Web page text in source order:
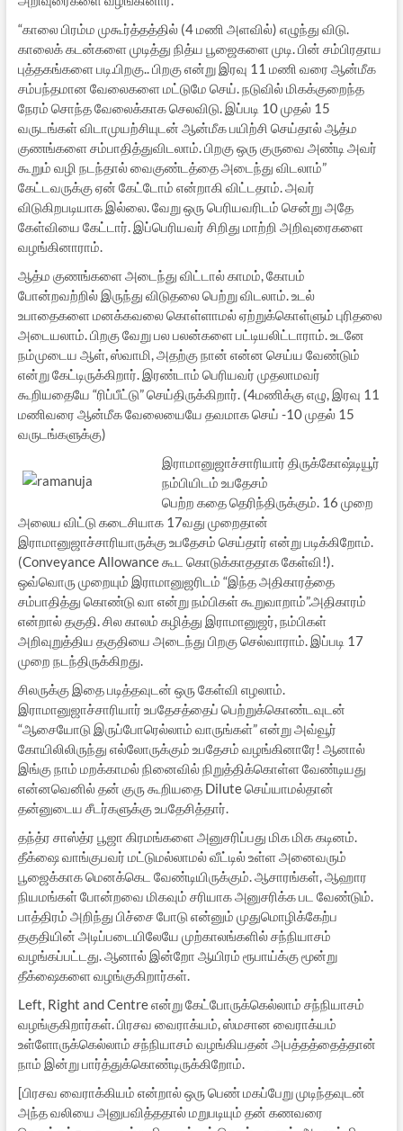
“காலை பிரம்ம முகூர்த்தத்தில் (4 மணி அளவில்) எழுந்து விடு.
காலைக் கடன்களை முடித்து நித்ய பூஜைகளை முடி. பின் சம்பிரதாய
புத்தகங்களை படி.பிறகு.. பிறகு என்று இரவு 11 மணி வரை ஆன்மீக
சம்பந்தமான வேலைகளை மட்டுமே செய். நடுவில் மிகக்குறைந்த
நேரம் சொந்த வேலைக்காக செலவிடு. இப்படி 10 முதல் 15
வருடங்கள் விடாமுயற்சியுடன் ஆன்மீக பயிற்சி செய்தால் ஆத்ம
குணங்களை சம்பாதித்துவிடலாம். பிறகு ஒரு குருவை அண்டி அவர்
கூறும் வழி நடந்தால் வைகுண்டத்தை அடைந்து விடலாம்”
கேட்டவருக்கு ஏன் கேட்டோம் என்றாகி விட்டதாம். அவர்
விடுகிறபடியாக இல்லை. வேறு ஒரு பெரியவரிடம் சென்று அதே
கேள்வியை கேட்டார். இப்பெரியவர் சிறிது மாற்றி அறிவுரைகளை
வழங்கினாராம்.
ஆத்ம குணங்களை அடைந்து விட்டால் காமம், கோபம்
போன்றவற்றில் இருந்து விடுதலை பெற்று விடலாம். உடல்
உபாதைகளை மனக்கவலை கொள்ளாமல் ஏற்றுக்கொள்ளும் புரிதலை
அடையலாம். பிறகு வேறு பல பலன்களை பட்டியலிட்டாராம். உடனே
நம்முடைய ஆள், ஸ்வாமி, அதற்கு நான் என்ன செய்ய வேண்டும்
என்று கேட்டிருக்கிறார். இரண்டாம் பெரியவர் முதலாமவர்
கூறியதையே “ரிப்பீட்டு” செய்திருக்கிறார். (4மணிக்கு எழு, இரவு 11
மணிவரை ஆன்மீக வேலையையே தவமாக செய் -10 முதல் 15
வருடங்களுக்கு)
இராமானுஜாச்சாரியார் திருக்கோஷ்டியூர்
நம்பியிடம் உபதேசம்
பெற்ற கதை தெரிந்திருக்கும். 16 முறை
அலைய விட்டு கடைசியாக 17வது முறைதான்
இராமானுஜாச்சாரியாருக்கு உபதேசம் செய்தார் என்று படிக்கிறோம்.
(Conveyance Allowance கூட கொடுக்காததாக கேள்வி!).
ஒவ்வொரு முறையும் இராமானுஜரிடம் “இந்த அதிகாரத்தை
சம்பாதித்து கொண்டு வா என்று நம்பிகள் கூறுவாறாம்”.அதிகாரம்
என்றால் தகுதி. சில காலம் கழித்து இராமானுஜர், நம்பிகள்
அறிவுறுத்திய தகுதியை அடைந்து பிறகு செல்வாராம். இப்படி 17
முறை நடந்திருக்கிறது.
சிலருக்கு இதை படித்தவுடன் ஒரு கேள்வி எழலாம்.
இராமானுஜாச்சாரியார் உபதேசத்தைப் பெற்றுக்கொண்டவுடன்
“ஆசையோடு இருப்போரெல்லாம் வாருங்கள்” என்று அவ்வூர்
கோயிலிலிருந்து எல்லோருக்கும் உபதேசம் வழங்கினாரே! ஆனால்
இங்கு நாம் மறக்காமல் நினைவில் நிறுத்திக்கொள்ள வேண்டியது
என்னவெனில் தன் குரு கூறியதை Dilute செய்யாமல்தான்
தன்னுடைய சீடர்களுக்கு உபதேசித்தார்.
தந்த்ர சாஸ்த்ர பூஜா கிரமங்களை அனுசரிப்பது மிக மிக கடினம்.
தீக்ஷை வாங்குபவர் மட்டுமல்லாமல் வீட்டில் உள்ள அனைவரும்
பூஜைக்காக மெனக்கெட வேண்டியிருக்கும். ஆசாரங்கள், ஆஹார
நியமங்கள் போன்றவை மிகவும் சரியாக அனுசரிக்க பட வேண்டும்.
பாத்திரம் அறிந்து பிச்சை போடு என்னும் முதுமொழிக்கேற்ப
தகுதியின் அடிப்படையிலேயே முற்காலங்களில் சந்நியாசம்
வழங்கப்பட்டது. ஆனால் இன்றோ ஆயிரம் ரூபாய்க்கு மூன்று
தீக்ஷைகளை வழங்குகிறார்கள்.
Left, Right and Centre என்று கேட்போருக்கெல்லாம் சந்நியாசம்
வழங்குகிறார்கள். பிரசவ வைராக்யம், ஸ்மசான வைராக்யம்
உள்ளோருக்கெல்லாம் சந்நியாசம் வழங்கியதன் அபத்தத்தைத்தான்
நாம் இன்று பார்த்துக்கொண்டிருக்கிறோம்.
[பிரசவ வைராக்கியம் என்றால் ஒரு பெண் மகப்பேறு முடிந்தவுடன்
அந்த வலியை அனுபவித்ததால் மறுபடியும் தன் கணவரை